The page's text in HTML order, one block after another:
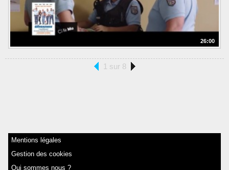
26:00
1 sur 8
Mentions légales
Gestion des cookies
Qui sommes nous ?